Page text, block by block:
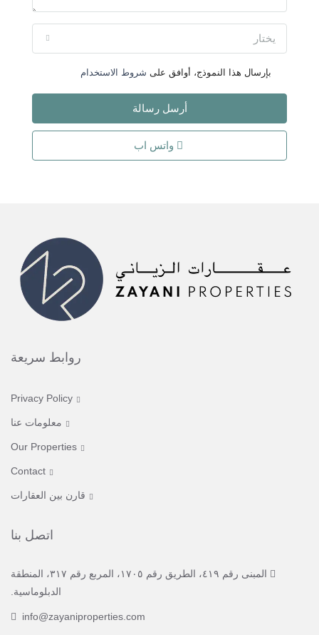
يختار
بإرسال هذا النموذج، أوافق على شروط الاستخدام
أرسل رسالة
واتس اب
روابط سريعة
Privacy Policy
معلومات عنا
Our Properties
Contact
قارن بين العقارات
اتصل بنا
المبنى رقم ٤١٩، الطريق رقم ١٧٠٥، المربع رقم ٣١٧، المنطقة
الدبلوماسية.
info@zayaniproperties.com